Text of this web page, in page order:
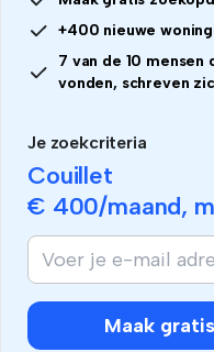
+400 nieuwe
7 van de 10 mensen
vonden, schreven
Je zoekcriteria
Couillet
€ 400/maand,
Maak